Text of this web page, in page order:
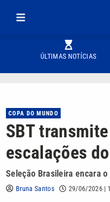
ÚLTIMAS NOTÍCIAS
COPA DO MUNDO
SBT
escalações
Seleção Brasileira encara
Bruna Santos 29/06/2026 |